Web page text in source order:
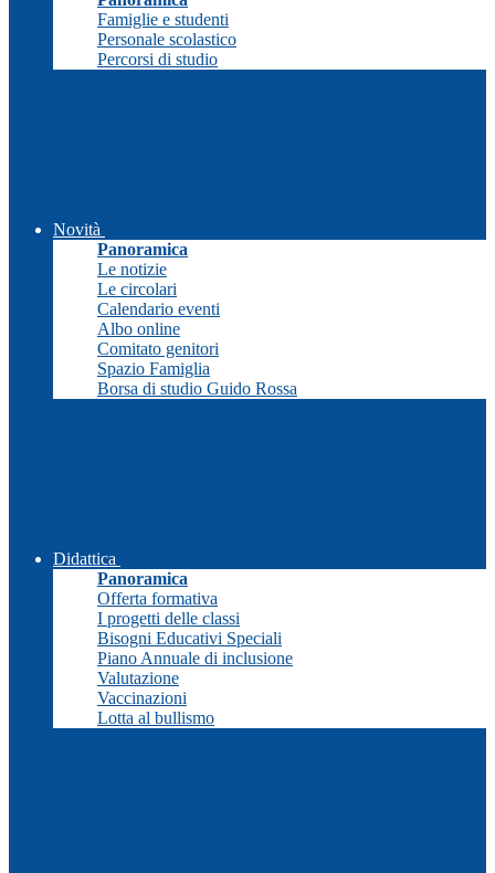
Famiglie e studenti
Personale scolastico
Percorsi di studio
Novità
Panoramica
Le notizie
Le circolari
Calendario eventi
Albo online
Comitato genitori
Spazio Famiglia
Borsa di studio Guido Rossa
Didattica
Panoramica
Offerta formativa
I progetti delle classi
Bisogni Educativi Speciali
Piano Annuale di inclusione
Valutazione
Vaccinazioni
Lotta al bullismo